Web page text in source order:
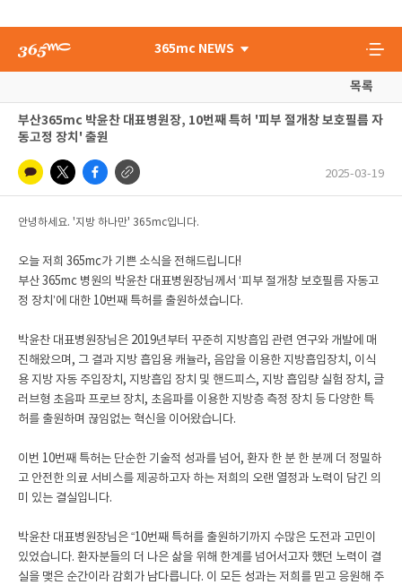
365mc NEWS
목록
부산365mc 박윤찬 대표병원장, 10번째 특허 '피부 절개창 보호필름 자
동고정 장치' 출원
2025-03-19
안녕하세요. '지방 하나만' 365mc입니다.
오늘 저희 365mc가 기쁜 소식을 전해드립니다!
부산 365mc 병원의 박윤찬 대표병원장님께서 ‘피부 절개창 보호필름 자동고
정 장치’에 대한 10번째 특허를 출원하셨습니다.
박윤찬 대표병원장님은 2019년부터 꾸준히 지방흡입 관련 연구와 개발에 매
진해왔으며, 그 결과 지방 흡입용 캐뉼라, 음압을 이용한 지방흡입장치, 이식
용 지방 자동 주입장치, 지방흡입 장치 및 핸드피스, 지방 흡입량 실험 장치, 글
러브형 초음파 프로브 장치, 초음파를 이용한 지방층 측정 장치 등 다양한 특
허를 출원하며 끊임없는 혁신을 이어왔습니다.
이번 10번째 특허는 단순한 기술적 성과를 넘어, 환자 한 분 한 분께 더 정밀하
고 안전한 의료 서비스를 제공하고자 하는 저희의 오랜 열정과 노력이 담긴 의
미 있는 결실입니다.
박윤찬 대표병원장님은 “10번째 특허를 출원하기까지 수많은 도전과 고민이
있었습니다. 환자분들의 더 나은 삶을 위해 한계를 넘어서고자 했던 노력이 결
실을 맺은 순간이라 감회가 남다릅니다. 이 모든 성과는 저희를 믿고 응원해 주